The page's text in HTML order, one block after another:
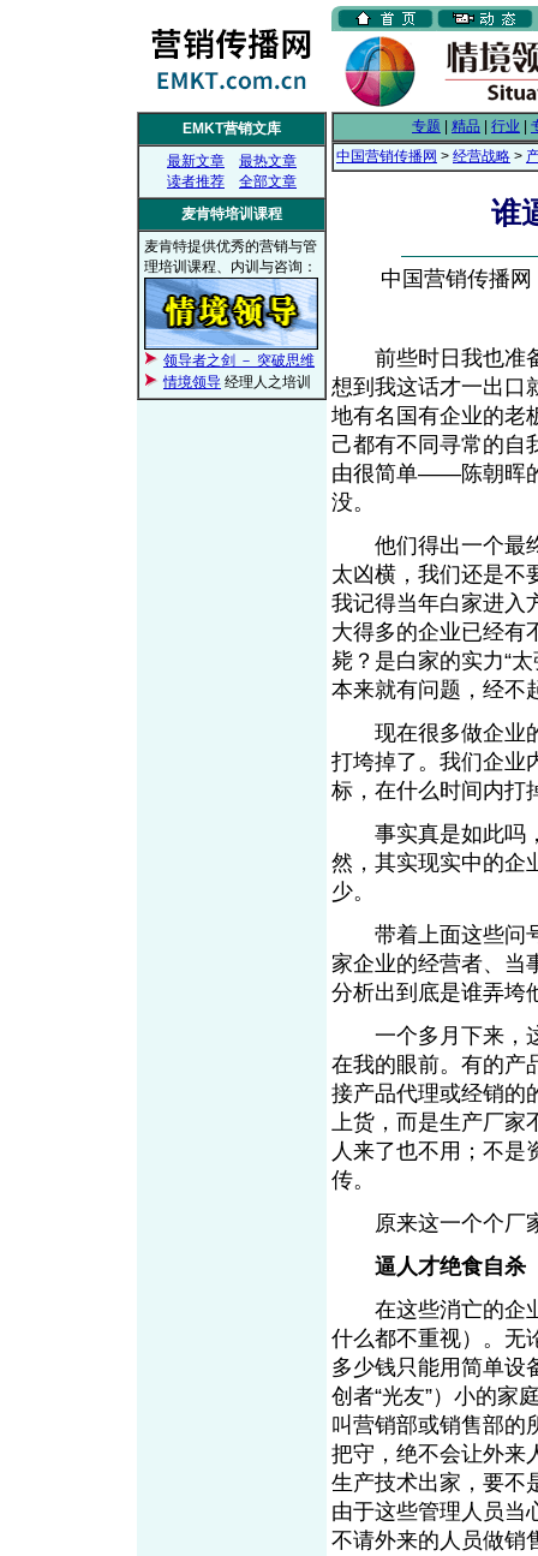
EMKT营销文库
最新文章
最热文章
读者推荐
全部文章
麦肯特培训课程
麦肯特提供优秀的营销与管
理培训课程、内训与咨询：
领导者之剑 － 突破思维
情境领导 经理人之培训
专题 精品 行业
中国营销传播网 > 经营战略 >
谁
中国营销传播
前些时日我也准备
想到我这话才一出口
地有名国有企业的老
己都有不同寻常的自
由很简单――陈朝晖
没。
他们得出一个最终
太凶横，我们还是不
我记得当年白家进入
大得多的企业已经有
毙？是白家的实力“
本来就有问题，经不
现在很多做企业的
打垮掉了。我们企业
标，在什么时间内打
事实真是如此吗，
然，其实现实中的企
少。
带着上面这些问号
家企业的经营者、当
分析出到底是谁弄垮
一个多月下来，这
在我的眼前。有的产
接产品代理或经销的
上货，而是生产厂家
人来了也不用；不是
传。
原来这一个个厂
逼人才绝食自杀
在这些消亡的企业
什么都不重视）。无
多少钱只能用简单设
创者“光友”）小的家
叫营销部或销售部的
把守，绝不会让外来
生产技术出家，要不
由于这些管理人员当
不请外来的人员做销